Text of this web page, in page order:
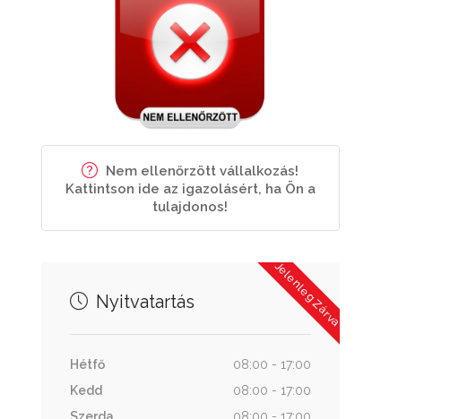
Nem ellenőrzött vállalkozás!
Kattintson ide az igazolásért, ha Ön a
tulajdonos!
Jelenleg Zárva
Nyitvatartás
Hétfő
08:00 - 17:00
Kedd
08:00 - 17:00